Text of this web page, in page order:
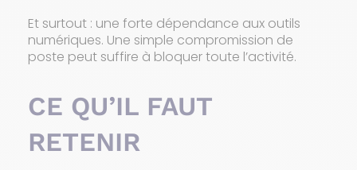
Et surtout : une forte dépendance aux outils
numériques. Une simple compromission de
poste peut suffire à bloquer toute l’activité.
CE QU’IL FAUT
RETENIR